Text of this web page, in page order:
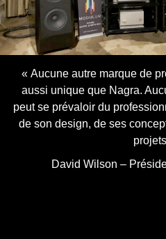
« Aucune autre marque de
aussi unique que Nagra.
peut se prévaloir du
de son design, de ses
David Wilson –